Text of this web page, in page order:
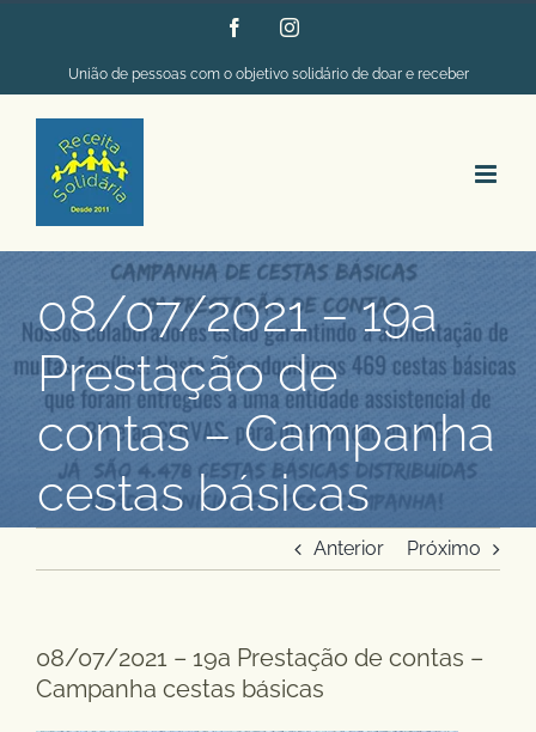
o
conteúdo
FacebookInstagram
União de pessoas com o objetivo solidário de doar e receber
08/07/2021 – 19a
Prestação de
contas – Campanha
cestas básicas
Anterior Próximo
08/07/2021 – 19a Prestação de contas –
Campanha cestas básicas